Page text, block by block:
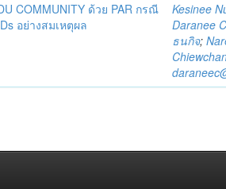
COMMUNITY ด้วย PAR กรณี
อย่างสมเหตุผล
Kesinee
Daranee
ธนกิจ;